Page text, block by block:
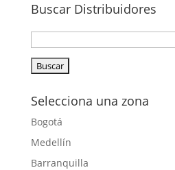
Buscar Distribuidores
Selecciona una zona
Bogotá
Medellín
Barranquilla